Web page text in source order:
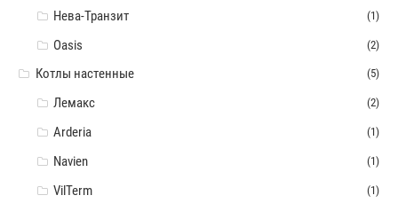
Нева-Транзит (1)
Oasis (2)
Котлы настенные (5)
Лемакс (2)
Arderia (1)
Navien (1)
VilTerm (1)